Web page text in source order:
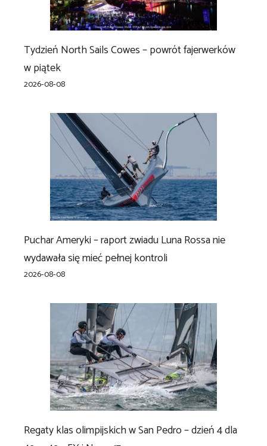
Tydzień North Sails Cowes – powrót fajerwerków
w piątek
2026-08-08
Puchar Ameryki – raport zwiadu Luna Rossa nie
wydawała się mieć pełnej kontroli
2026-08-08
Regaty klas olimpijskich w San Pedro – dzień 4 dla